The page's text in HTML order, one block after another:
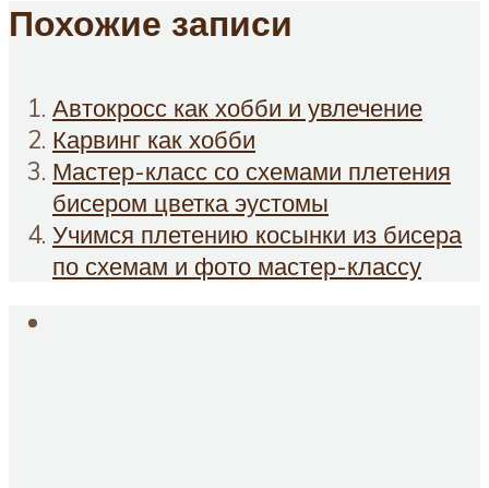
Похожие записи
Автокросс как хобби и увлечение
Карвинг как хобби
Мастер-класс со схемами плетения
бисером цветка эустомы
Учимся плетению косынки из бисера
по схемам и фото мастер-классу